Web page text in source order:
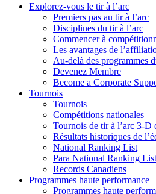
Explorez-vous le tir à l’arc
Premiers pas au tir à l’arc
Disciplines du tir à l’arc
Commencer à
Les avantages de
Au-delà des programmes
Devenez Membre
Become a Corporate
Tournois
Tournois
Compétitions nationales
Tournois de tir à l’arc 3-D
Résultats historiques de
National Ranking List
Para National Ranking List
Records Canadiens
Programmes haute performance
Programmes haute